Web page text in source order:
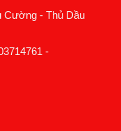
Cường - Thủ Dầu
-